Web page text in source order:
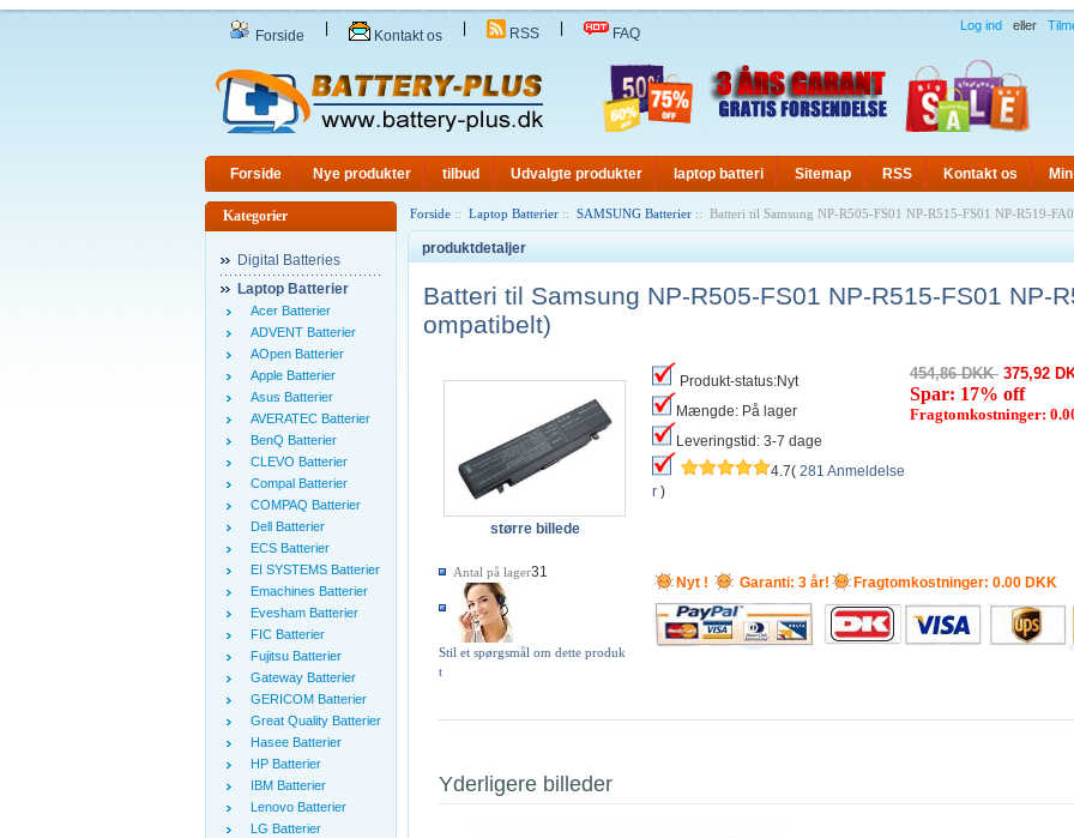
Forside Kontakt os RSS FAQ Log ind eller
Forside Nye produkter tilbud Udvalgte produkter laptop batteri Sitemap RSS Kontakt os
Kategorier
Digital Batteries
Laptop Batterier
Acer Batterier
ADVENT Batterier
AOpen Batterier
Apple Batterier
Asus Batterier
AVERATEC Batterier
BenQ Batterier
CLEVO Batterier
Compal Batterier
COMPAQ Batterier
Dell Batterier
ECS Batterier
EI SYSTEMS Batterier
Emachines Batterier
Evesham Batterier
FIC Batterier
Fujitsu Batterier
Gateway Batterier
GERICOM Batterier
Great Quality Batterier
Hasee Batterier
HP Batterier
IBM Batterier
Lenovo Batterier
LG Batterier
Forside :: Laptop Batterier :: SAMSUNG Batterier :: Batteri til Samsung NP-R505-FS01 NP-R515-FS01 NP-R519-
produktdetaljer
Batteri til Samsung NP-R505-FS01 NP-R515-FS01 NP-
ompatibelt)
større billede
Antal på lager31
Stil et spørgsmål om dette produk
t
Produkt-status:Nyt
Mængde: På lager
Leveringstid: 3-7 dage
4.7( 281 Anmeldelse
r )
454,86 DKK 375,92
Spar: 17% off
Fragtomkostninger:
Nyt ! Garanti: 3 år! Fragtomkostninger: 0.00 DKK
Yderligere billeder